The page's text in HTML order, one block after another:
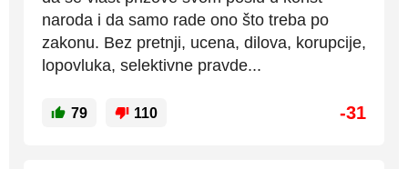
naroda i da samo rade ono što treba po
zakonu. Bez pretnji, ucena, dilova, korupcije,
lopovluka, selektivne pravde...
79 110 -31